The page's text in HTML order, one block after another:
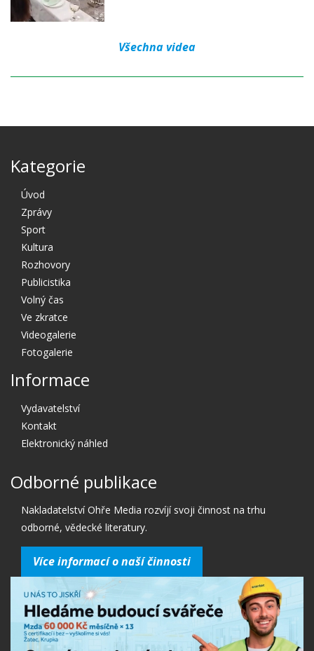
Všechna videa
Kategorie
Úvod
Zprávy
Sport
Kultura
Rozhovory
Publicistika
Volný čas
Ve zkratce
Videogalerie
Fotogalerie
Informace
Vydavatelství
Kontakt
Elektronický náhled
Odborné publikace
Nakladatelství Ohře Media rozvíjí svoji činnost na trhu
odborné, vědecké literatury.
Více informací o naší činnosti